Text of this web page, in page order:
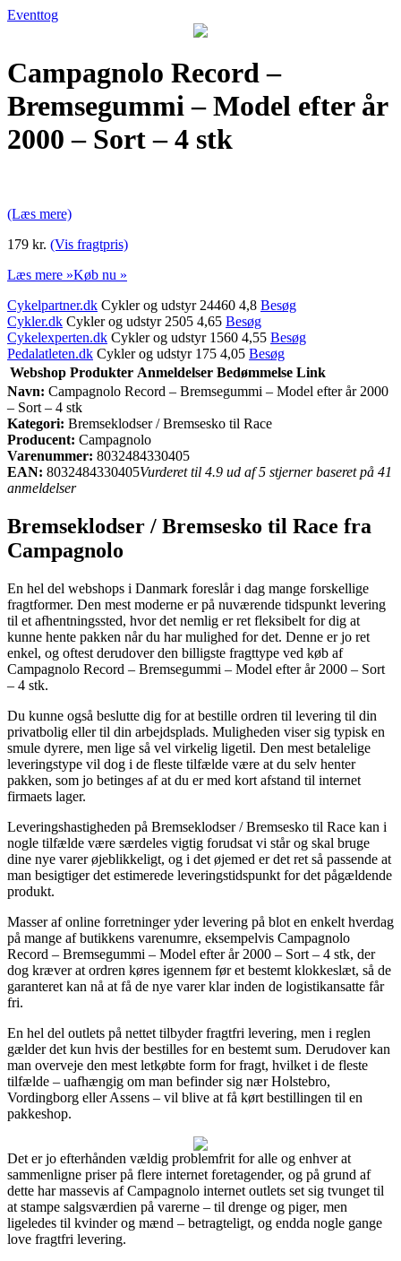
Eventtog
Campagnolo Record –
Bremsegummi – Model efter år
2000 – Sort – 4 stk
(Læs mere)
179 kr. (Vis fragtpris)
Læs mere »Køb nu »
Cykelpartner.dk Cykler og udstyr 24460 4,8 Besøg
Cykler.dk Cykler og udstyr 2505 4,65 Besøg
Cykelexperten.dk Cykler og udstyr 1560 4,55 Besøg
Pedalatleten.dk Cykler og udstyr 175 4,05 Besøg
Webshop Produkter Anmeldelser Bedømmelse Link
Navn: Campagnolo Record – Bremsegummi – Model efter år 2000
– Sort – 4 stk
Kategori: Bremseklodser / Bremsesko til Race
Producent: Campagnolo
Varenummer: 8032484330405
EAN: 8032484330405Vurderet til 4.9 ud af 5 stjerner baseret på 41
anmeldelser
Bremseklodser / Bremsesko til Race fra
Campagnolo
En hel del webshops i Danmark foreslår i dag mange forskellige
fragtformer. Den mest moderne er på nuværende tidspunkt levering
til et afhentningssted, hvor det nemlig er ret fleksibelt for dig at
kunne hente pakken når du har mulighed for det. Denne er jo ret
enkel, og oftest derudover den billigste fragttype ved køb af
Campagnolo Record – Bremsegummi – Model efter år 2000 – Sort
– 4 stk.
Du kunne også beslutte dig for at bestille ordren til levering til din
privatbolig eller til din arbejdsplads. Muligheden viser sig typisk en
smule dyrere, men lige så vel virkelig ligetil. Den mest betalelige
leveringstype vil dog i de fleste tilfælde være at du selv henter
pakken, som jo betinges af at du er med kort afstand til internet
firmaets lager.
Leveringshastigheden på Bremseklodser / Bremsesko til Race kan i
nogle tilfælde være særdeles vigtig forudsat vi står og skal bruge
dine nye varer øjeblikkeligt, og i det øjemed er det ret så passende at
man besigtiger det estimerede leveringstidspunkt for det pågældende
produkt.
Masser af online forretninger yder levering på blot en enkelt hverdag
på mange af butikkens varenumre, eksempelvis Campagnolo
Record – Bremsegummi – Model efter år 2000 – Sort – 4 stk, der
dog kræver at ordren køres igennem før et bestemt klokkeslæt, så de
garanteret kan nå at få de nye varer klar inden de logistikansatte får
fri.
En hel del outlets på nettet tilbyder fragtfri levering, men i reglen
gælder det kun hvis der bestilles for en bestemt sum. Derudover kan
man overveje den mest letkøbte form for fragt, hvilket i de fleste
tilfælde – uafhængig om man befinder sig nær Holstebro,
Vordingborg eller Assens – vil blive at få kørt bestillingen til en
pakkeshop.
Det er jo efterhånden vældig problemfrit for alle og enhver at
sammenligne priser på flere internet foretagender, og på grund af
dette har massevis af Campagnolo internet outlets set sig tvunget til
at stampe salgsværdien på varerne – til drenge og piger, men
ligeledes til kvinder og mænd – betragteligt, og endda nogle gange
love fragtfri levering.